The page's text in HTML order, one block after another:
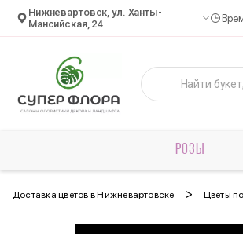
Нижневартовск, ул. Ханты-
Мансийская, 24
РОЗЫ
Доставка цветов в Нижневартовске > Цветы